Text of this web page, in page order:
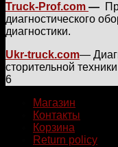
Truck-Prof.com —
диагностического
диагностики.
Ukr-truck.com—
сторительной
6
Магазин
Контакты
Корзина
Return policy